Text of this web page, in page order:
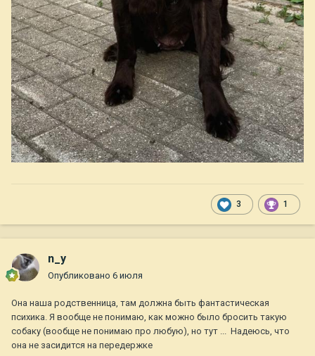
3 1
n_y
Опубликовано 6 июля
Она наша родственница, там должна быть фантастическая
психика. Я вообще не понимаю, как можно было бросить такую
собаку (вообще не понимаю про любую), но тут ... Надеюсь, что
она не засидится на передержке